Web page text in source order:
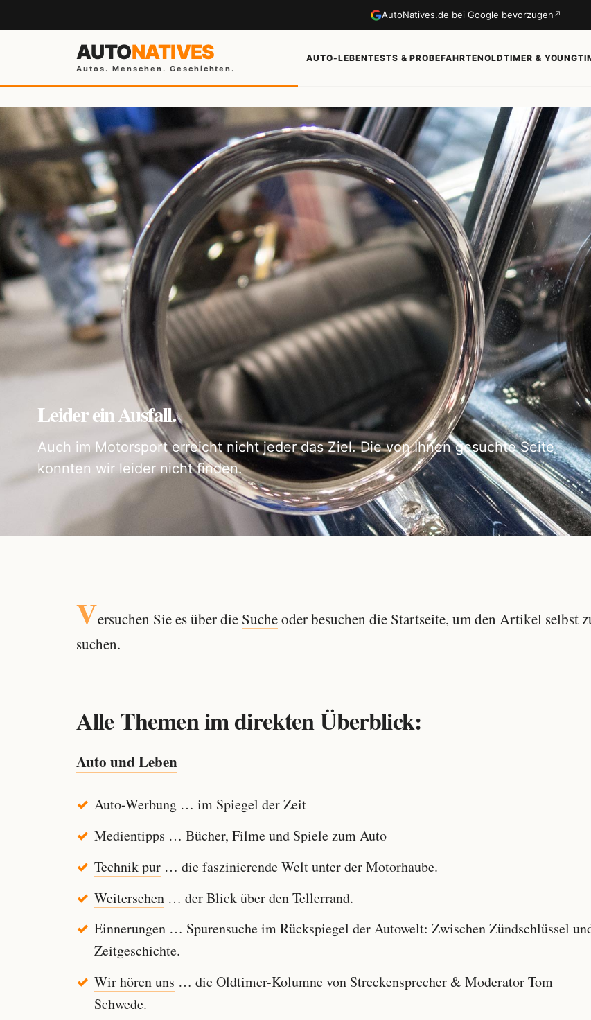
AutoNatives.de bei Google bevorzugen ↗
AUTONATIVES
Autos. Menschen. Geschichten.
AUTO-LEBENTESTS & PROBEFAHRTENOLDTIMER &
Leider ein Ausfall.
Auch im Motorsport erreicht nicht jeder das Ziel. Die von Ihnen gesuchte Seite
konnten wir leider nicht finden.
Versuchen Sie es über die Sucheoder besuchen die Startseite, um den Artikel selbst
suchen.
Alle Themen im direkten Überblick:
Auto und Leben
Auto-Werbung… im Spiegel der Zeit
Medientipps … Bücher, Filme und Spiele zum Auto
Technik pur… die faszinierende Welt unter der Motorhaube.
Weitersehen… der Blick über den Tellerrand.
Einnerungen… Spurensuche im Rückspiegel der Autowelt: Zwischen Zündschlüssel
Zeitgeschichte.
Wir hören uns … die Oldtimer-Kolumne von Streckensprecher & Moderator Tom
Schwede.